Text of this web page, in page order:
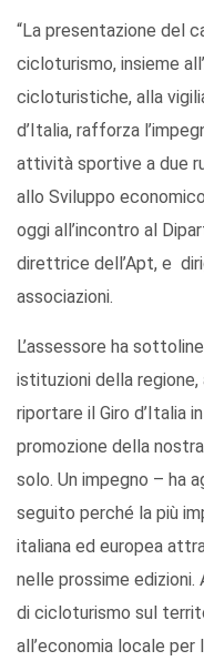
“La presentazione del
cicloturismo, insieme
cicloturistiche, alla
d’Italia, rafforza
attività sportive a due
allo Sviluppo
oggi all’incontro al
direttrice dell’Apt, e
associazioni.
L’assessore ha
istituzioni della
riportare il Giro d’Italia
promozione della
solo. Un impegno – ha
seguito perché la più
italiana ed europea
nelle prossime
di cicloturismo sul
all’economia locale per